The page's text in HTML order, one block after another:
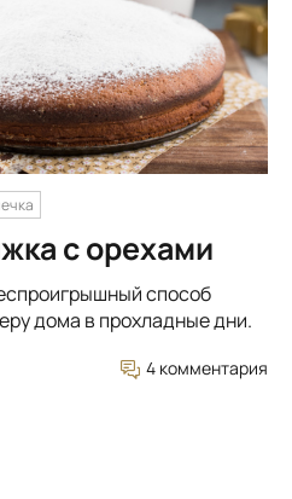
с орехами
способ
дома в прохладные дни.
4 комментария